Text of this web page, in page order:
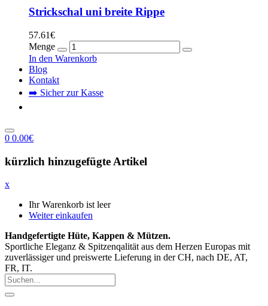
Strickschal uni breite Rippe
57.61€
Menge
In den Warenkorb
Blog
Kontakt
➡️ Sicher zur Kasse
0 0.00€
kürzlich hinzugefügte Artikel
x
Ihr Warenkorb ist leer
Weiter einkaufen
Handgefertigte Hüte, Kappen & Mützen.
Sportliche Eleganz & Spitzenqalität aus dem Herzen Europas mit
zuverlässiger und preiswerte Lieferung in der CH, nach DE, AT,
FR, IT.